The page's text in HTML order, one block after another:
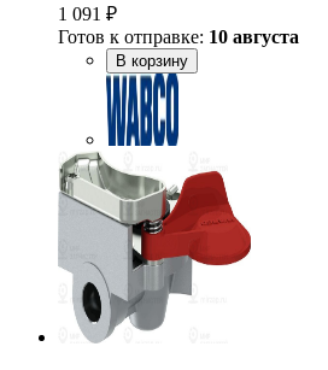
1 091 ₽
Готов к отправке: 10 августа
В корзину